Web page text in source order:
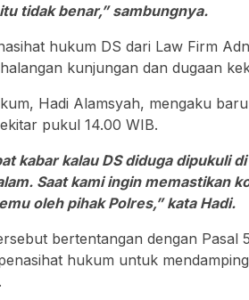
tidak benar,” sambungnya.
hukum DS dari Law Firm
kunjungan dan dugaan
Hadi Alamsyah, mengaku
pukul 14.00 WIB.
kabar kalau DS diduga dipukuli
Saat kami ingin memastikan
oleh pihak Polres,” kata Hadi.
bertentangan dengan Pasal
hukum untuk